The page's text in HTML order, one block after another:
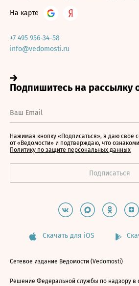
На карте
+7 495 956-34-58
info@vedomosti.ru
Нажимая кнопку «Подписаться», я даю свое
от «Ведомости» и подтверждаю, что
Политику по защите персональных данных
Скачать для iOS
Сетевое издание Ведомости (Vedomosti)
Решение Федеральной службы по надзору в